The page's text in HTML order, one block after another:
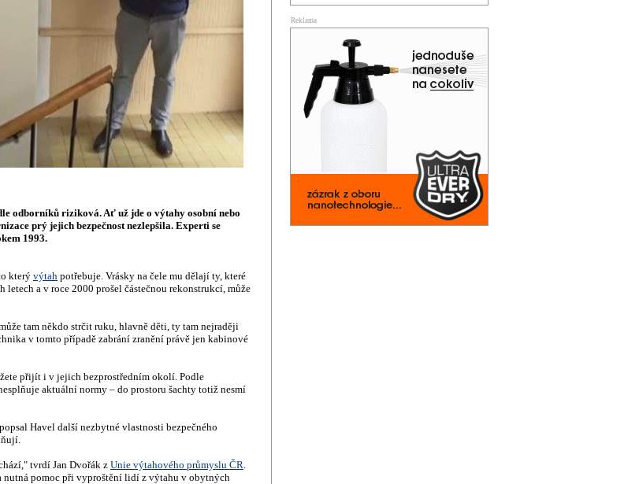
odborníků riziková. Ať už jde o výtahy osobní nebo
prý jejich bezpečnost nezlepšila. Experti se
1993.
který výtah potřebuje. Vrásky na čele mu dělají ty, které
a v roce 2000 prošel částečnou rekonstrukcí, může
tam někdo strčit ruku, hlavně děti, ty tam nejraději
v tomto případě zabrání zranění právě jen kabinové
přijít i v jejich bezprostředním okolí. Podle
aktuální normy – do prostoru šachty totiž nesmí
Havel další nezbytné vlastnosti bezpečného
tvrdí Jan Dvořák zUnie výtahového průmyslu ČR.
pomoc při vyproštění lidí z výtahu v obytných
Reklama